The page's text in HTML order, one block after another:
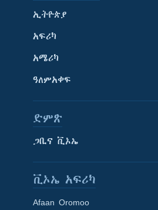
ኢትዮጵያ
አፍሪካ
አሜሪካ
ዓለምአቀፍ
ድምጽ
ጋቢና ቪኦኤ
ቪኦኤ አፍሪካ
Afaan Oromoo